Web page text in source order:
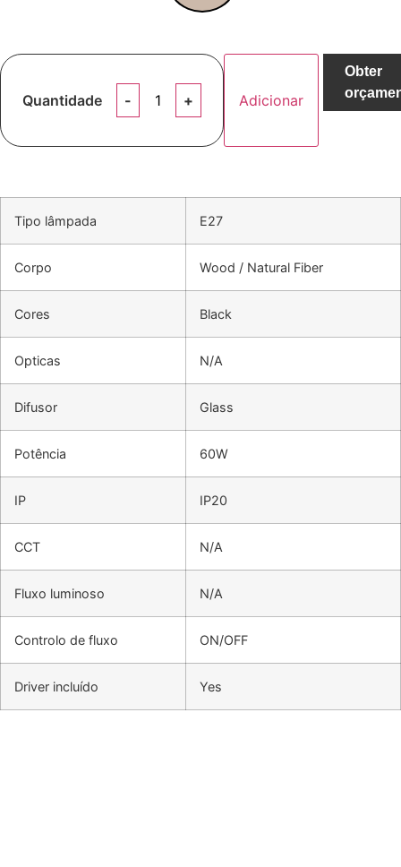
Quantidade Adicionar
Obter
Tipo lâmpada E27
Corpo Wood / Natural Fiber
Cores Black
Opticas N/A
Difusor Glass
Potência 60W
IP IP20
CCT N/A
Fluxo luminoso N/A
Controlo de fluxo ON/OFF
Driver incluído Yes